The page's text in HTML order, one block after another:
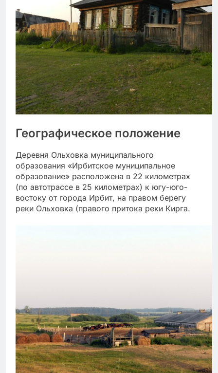
Географическое положение
Деревня Ольховка муниципального
образования «Ирбитское муниципальное
образование» расположена в 22 километрах
(по автотрассе в 25 километрах) к югу-юго-
востоку от города Ирбит, на правом берегу
реки Ольховка (правого притока реки Кирга.